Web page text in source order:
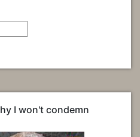
I won't condemn